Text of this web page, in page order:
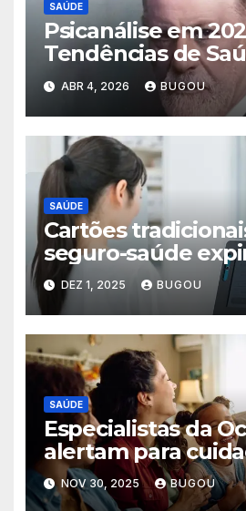
SAÚDE
Psicanálise em
Tendências de
ABR 4, 2026 BUGOU
SAÚDE
Cartões
seguro-saúde
de dezembro de
Japão
DEZ 1, 2025 BUGOU
SAÚDE
Especialistas da
alertam para
coração durante
fim de ano
NOV 30, 2025 BUGOU